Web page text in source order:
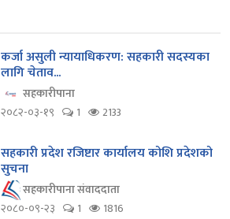
कर्जा असुली न्यायाधिकरण: सहकारी सदस्यका
लागि चेताव...
सहकारीपाना
२०८२-०३-१९
1 2133
सहकारी प्रदेश रजिष्टार कार्यालय कोशि प्रदेशको
सुचना
सहकारीपाना संवाददाता
२०८०-०९-२३
1 1816